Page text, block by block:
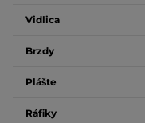
Vidlica
Brzdy
Plášte
Ráfiky